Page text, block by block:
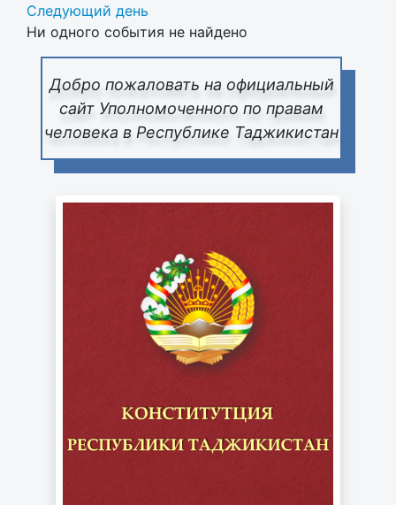
Добро пожаловать на официальный
сайт Уполномоченного по правам
человека в Республике Таджикистан
Следующий день
Ни одного события не найдено